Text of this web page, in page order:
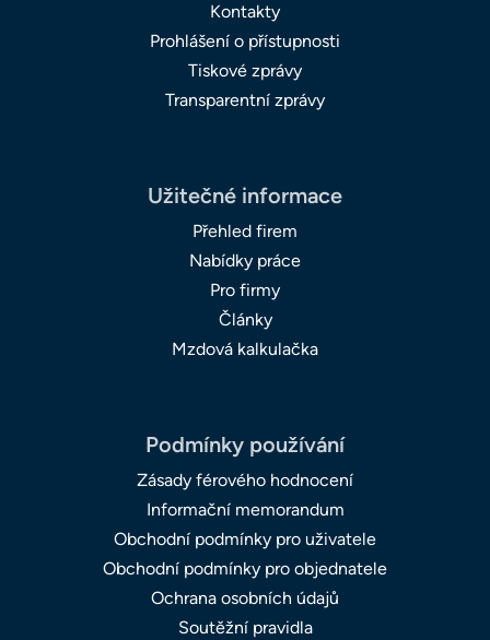
Kontakty
Prohlášení o přístupnosti
Tiskové zprávy
Transparentní zprávy
Užitečné informace
Přehled firem
Nabídky práce
Pro firmy
Články
Mzdová kalkulačka
Podmínky používání
Zásady férového hodnocení
Informační memorandum
Obchodní podmínky pro uživatele
Obchodní podmínky pro objednatele
Ochrana osobních údajů
Soutěžní pravidla